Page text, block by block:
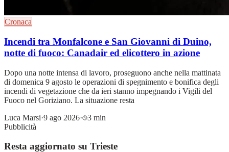
Cronaca
Incendi tra Monfalcone e San Giovanni di Duino,
notte di fuoco: Canadair ed elicottero in azione
Dopo una notte intensa di lavoro, proseguono anche nella mattinata
di domenica 9 agosto le operazioni di spegnimento e bonifica degli
incendi di vegetazione che da ieri stanno impegnando i Vigili del
Fuoco nel Goriziano. La situazione resta
Luca Marsi·9 ago 2026·
3 min
Pubblicità
Resta aggiornato su Trieste